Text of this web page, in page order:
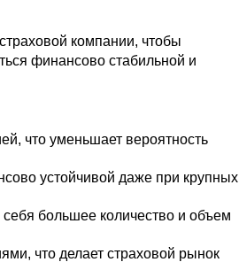
компании, чтобы
финансово стабильной и
что уменьшает вероятность
устойчивой даже при крупных
большее количество и объем
что делает страховой рынок